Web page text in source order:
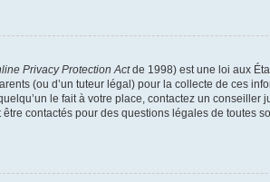
Privacy Protection Actde 1998) est une loi aux
(ou d’un tuteur légal) pour la collecte de ces
le fait à votre place, contactez un
contactés pour des questions légales de toutes